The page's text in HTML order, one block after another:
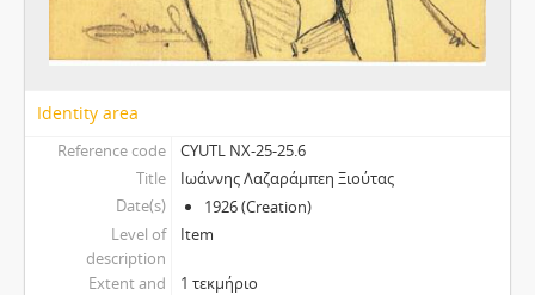
Identity area
Reference code
CYUTL NX-25-25.6
Title
Ιωάννης Λαζαράμπεη Ξιούτας
Date(s)
1926 (Creation)
Level of
description
Item
Extent and
1 τεκμήριο